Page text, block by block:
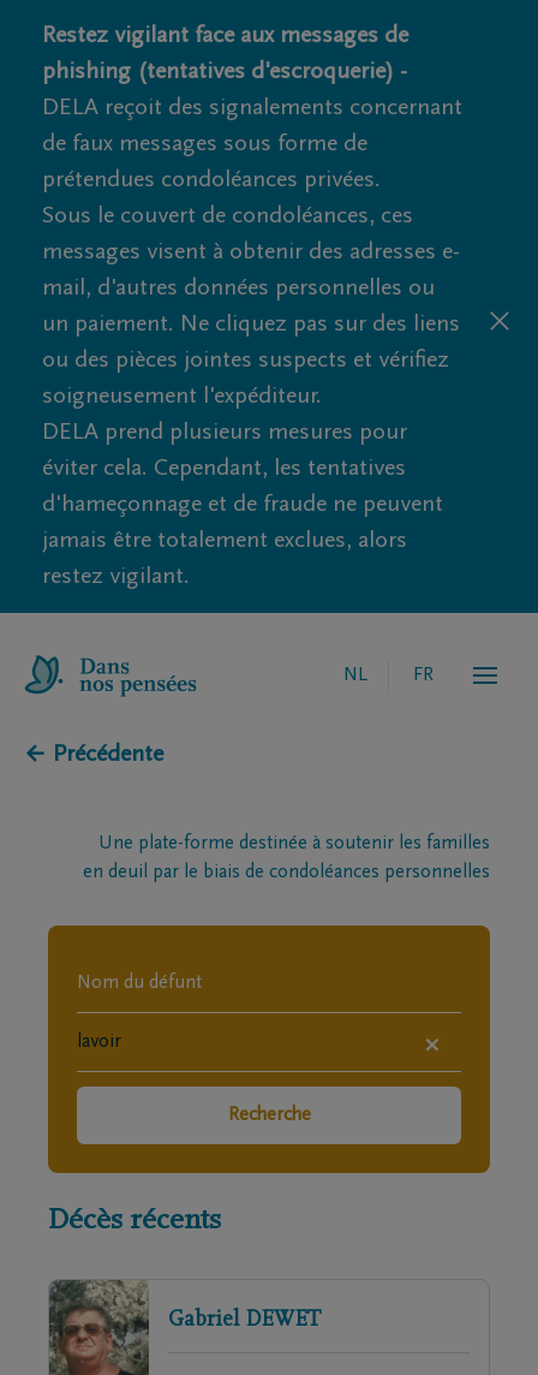
Restez vigilant face aux messages de
phishing (tentatives d'escroquerie) -
DELA reçoit des signalements concernant
de faux messages sous forme de
prétendues condoléances privées.
Sous le couvert de condoléances, ces
messages visent à obtenir des adresses e-
mail, d'autres données personnelles ou
un paiement. Ne cliquez pas sur des liens
ou des pièces jointes suspects et vérifiez
soigneusement l'expéditeur.
DELA prend plusieurs mesures pour
éviter cela. Cependant, les tentatives
d'hameçonnage et de fraude ne peuvent
jamais être totalement exclues, alors
restez vigilant.
NL FR
← Précédente
Une plate-forme destinée à soutenir les familles
en deuil par le biais de condoléances personnelles
×
Recherche
Décès récents
Gabriel DEWET